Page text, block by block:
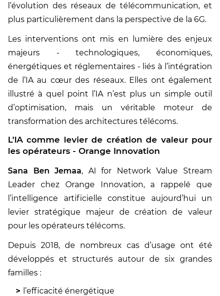
l’évolution des réseaux de télécommunication, et
plus particulièrement dans la perspective de la 6G.
Les interventions ont mis en lumière des enjeux
majeurs - technologiques, économiques,
énergétiques et réglementaires - liés à l’intégration
de l’IA au cœur des réseaux. Elles ont également
illustré à quel point l’IA n’est plus un simple outil
d’optimisation, mais un véritable moteur de
transformation des architectures télécoms.
L’IA comme levier de création de valeur pour
les opérateurs - Orange Innovation
Sana Ben Jemaa, AI for Network Value Stream
Leader chez Orange Innovation, a rappelé que
l’intelligence artificielle constitue aujourd’hui un
levier stratégique majeur de création de valeur
pour les opérateurs télécoms.
Depuis 2018, de nombreux cas d’usage ont été
développés et structurés autour de six grandes
familles :
l’efficacité énergétique